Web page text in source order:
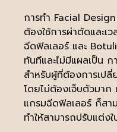
การทำ Facial
ต้องใช้การผ่าตัดและเ
ฉีดฟิลเลอร์ และ
ทันทีและไม่มีแผลเป็น
สำหรับผู้ที่ต้องการเปลี่
โดยไม่ต้องเจ็บตัวมาก
แกรมฉีดฟิลเลอร์ ก็สา
ทำให้สามารถปรับแต่ง